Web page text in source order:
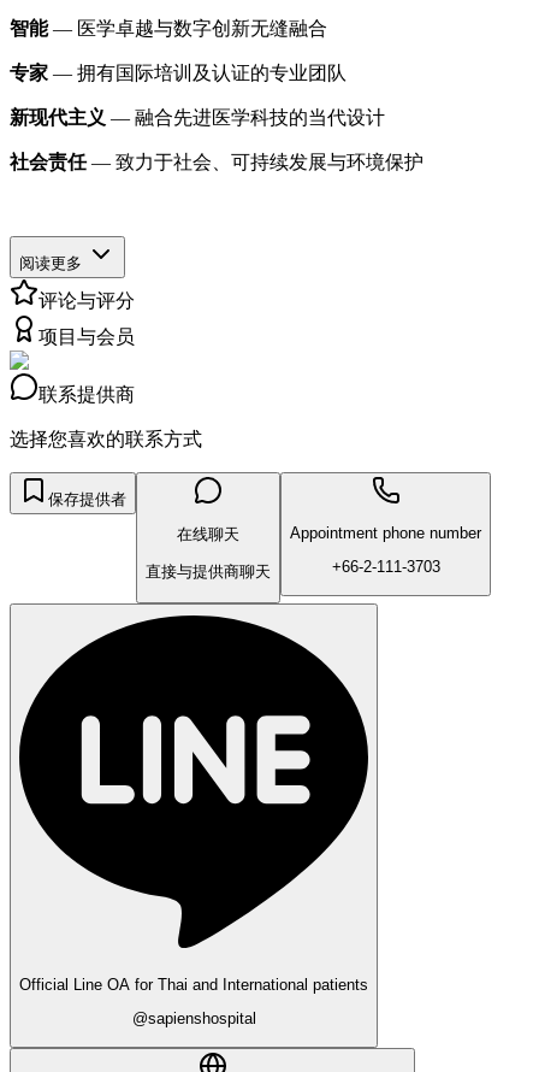
智能— 医学卓越与数字创新无缝融合
专家 — 拥有国际培训及认证的专业团队
新现代主义 — 融合先进医学科技的当代设计
社会责任— 致力于社会、可持续发展与环境保护
阅读更多
评论与评分
项目与会员
联系提供商
选择您喜欢的联系方式
保存提供者
在线聊天
直接与提供商聊天
Appointment phone number
+66-2-111-3703
Official Line OA for Thai and International patients
@sapienshospital